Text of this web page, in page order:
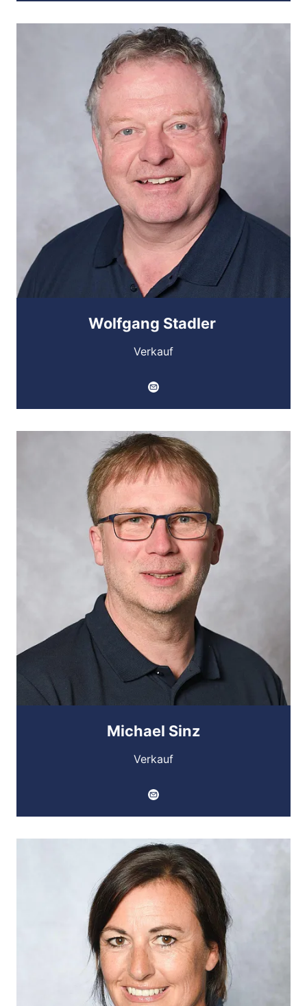
Wolfgang Stadler
Verkauf
Michael Sinz
Verkauf